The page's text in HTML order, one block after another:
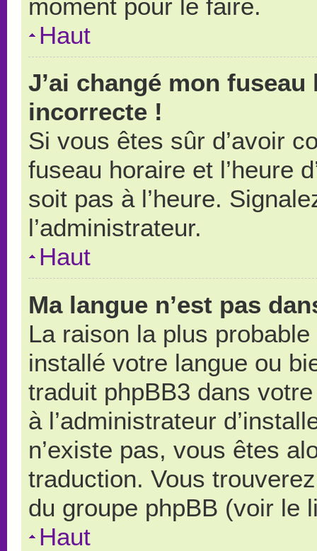
moment pour le faire.
Haut
J’ai changé mon
incorrecte !
Si vous êtes sûr d’avoir
fuseau horaire et l’heure
soit pas à l’heure.
l’administrateur.
Haut
Ma langue n’est pas
La raison la plus probable
installé votre langue ou
traduit phpBB3 dans
à l’administrateur
n’existe pas, vous êtes
traduction. Vous
du groupe phpBB (voir le
Haut